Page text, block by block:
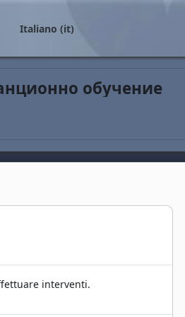
Italiano ‎(it)‎
обучение
interventi.